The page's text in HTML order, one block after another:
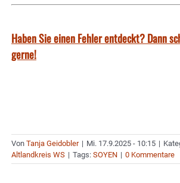
Haben Sie einen Fehler entdeckt? Dann
gerne!
Von Tanja Geidobler | Mi. 17.9.2025 - 10:15 |
Altlandkreis WS | Tags: SOYEN | 0 Kommentare